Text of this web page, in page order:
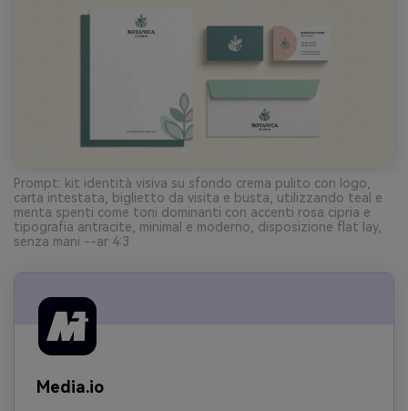
Prompt: kit identità visiva su sfondo crema pulito con logo,
carta intestata, biglietto da visita e busta, utilizzando teal e
menta spenti come toni dominanti con accenti rosa cipria e
tipografia antracite, minimal e moderno, disposizione flat lay,
senza mani --ar 4:3
Media.io